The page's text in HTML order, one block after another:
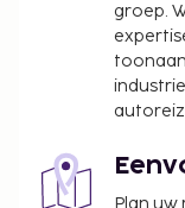
groep.